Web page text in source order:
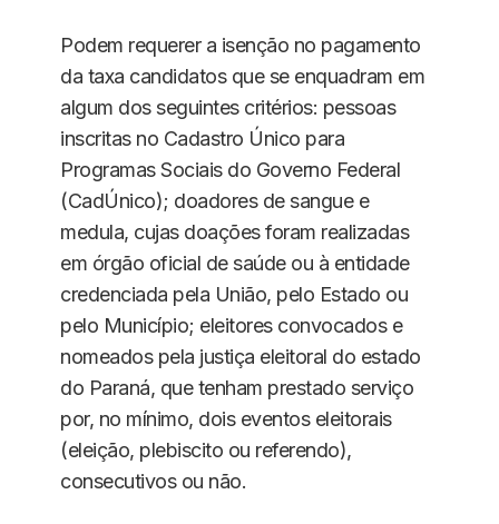
Podem requerer a isenção no pagamento
da taxa candidatos que se enquadram em
algum dos seguintes critérios: pessoas
inscritas no Cadastro Único para
Programas Sociais do Governo Federal
(CadÚnico); doadores de sangue e
medula, cujas doações foram realizadas
em órgão oficial de saúde ou à entidade
credenciada pela União, pelo Estado ou
pelo Município; eleitores convocados e
nomeados pela justiça eleitoral do estado
do Paraná, que tenham prestado serviço
por, no mínimo, dois eventos eleitorais
(eleição, plebiscito ou referendo),
consecutivos ou não.